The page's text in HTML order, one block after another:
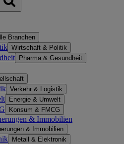
Branchen
Wirtschaft & Politik
Pharma & Gesundheit
Verkehr & Logistik
Energie & Umwelt
Konsum & FMCG
& Immobilien
& Immobilien
Metall & Elektronik